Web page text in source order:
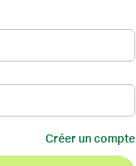
Créer un compte